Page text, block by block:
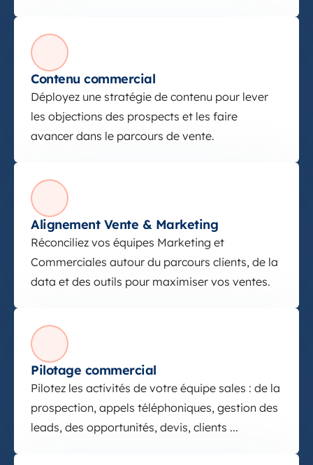
Contenu commercial
Déployez une stratégie de contenu pour lever
les objections des prospects et les faire
avancer dans le parcours de vente.
Alignement Vente & Marketing
Réconciliez vos équipes Marketing et
Commerciales autour du parcours clients, de la
data et des outils pour maximiser vos ventes.
Pilotage commercial
Pilotez les activités de votre équipe sales : de la
prospection, appels téléphoniques, gestion des
leads, des opportunités, devis, clients ...